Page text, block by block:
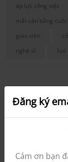
áp lực công việc
mất cân bằng
giáo viên
nghệ sĩ
lựa
Đăng ký
Cám ơn bạn